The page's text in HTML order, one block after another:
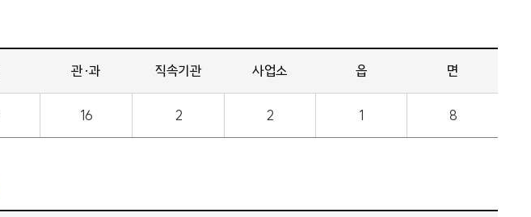
관·과 직속기관 사업소 읍 면
16 2 2 1 8